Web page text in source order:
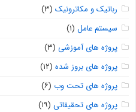
رباتیک و مکاترونیک (۳)
سیستم عامل (۱)
پروژه های آموزشی (۳)
پروژه های بروز شده (۱۲)
پروژه های تحت وب (۶)
پروژه های تحقیقاتی (۱۹)